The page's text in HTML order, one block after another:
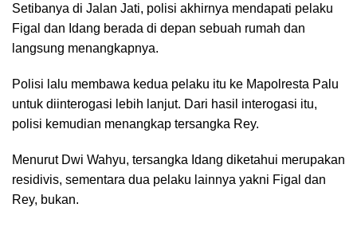
Setibanya di Jalan Jati, polisi akhirnya mendapati pelaku
Figal dan Idang berada di depan sebuah rumah dan
langsung menangkapnya.
Polisi lalu membawa kedua pelaku itu ke Mapolresta Palu
untuk diinterogasi lebih lanjut. Dari hasil interogasi itu,
polisi kemudian menangkap tersangka Rey.
Menurut Dwi Wahyu, tersangka Idang diketahui merupakan
residivis, sementara dua pelaku lainnya yakni Figal dan
Rey, bukan.